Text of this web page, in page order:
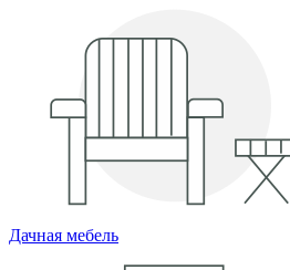
Дачная мебель